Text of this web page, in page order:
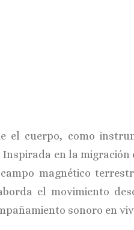
el cuerpo, como
en la migración
magnético
el movimiento
sonoro en